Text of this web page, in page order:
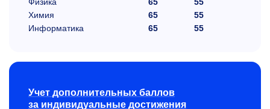
Химия
65
55
Информатика
65 55
Учет дополнительных баллов
за индивидуальные достижения